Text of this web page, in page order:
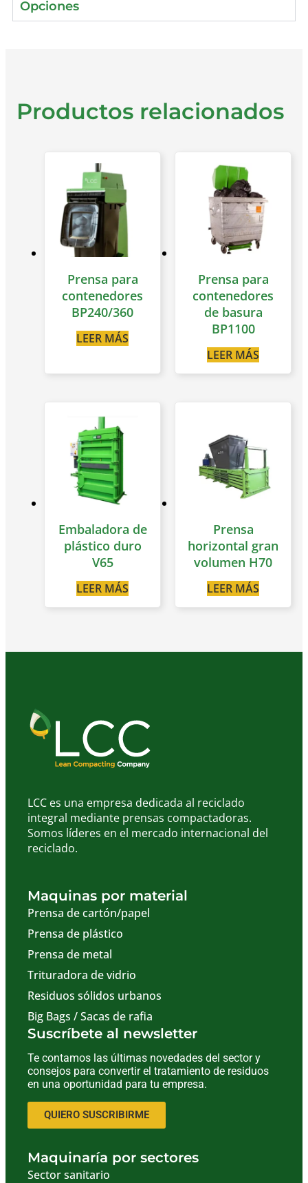
Opciones
Productos relacionados
Prensa para
contenedores
BP240/360
LEER MÁS
Prensa para
contenedores
de basura
BP1100
LEER MÁS
Embaladora de
plástico duro
V65
LEER MÁS
Prensa
horizontal gran
volumen H70
LEER MÁS
LCC es una empresa dedicada al reciclado
integral mediante prensas compactadoras.
Somos líderes en el mercado internacional del
reciclado.
Maquinas por material
Prensa de cartón/papel
Prensa de plástico
Prensa de metal
Trituradora de vidrio
Residuos sólidos urbanos
Big Bags / Sacas de rafia
Suscríbete al newsletter
Te contamos las últimas novedades del sector y
consejos para convertir el tratamiento de residuos
en una oportunidad para tu empresa.
QUIERO SUSCRIBIRME
Maquinaría por sectores
Sector sanitario